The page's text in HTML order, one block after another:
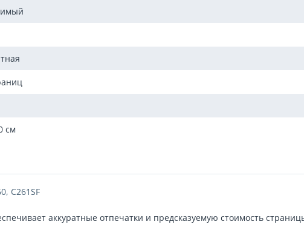
см
C261SF
аккуратные отпечатки и предсказуемую стоимость